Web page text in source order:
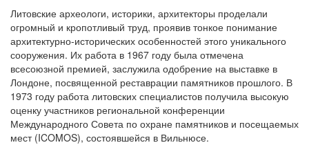
Литовские археологи, историки, архитекторы проделали
огромный и кропотливый труд, проявив тонкое понимание
архитектурно-исторических особенностей этого уникального
сооружения. Их работа в 1967 году была отмечена
всесоюзной премией, заслужила одобрение на выставке в
Лондоне, посвященной реставрации памятников прошлого. В
1973 году работа литовских специалистов получила высокую
оценку участников региональной конференции
Международного Совета по охране памятников и посещаемых
мест (ICOMOS), состоявшейся в Вильнюсе.